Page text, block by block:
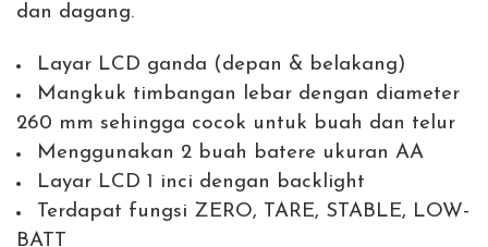
dan dagang.
Layar LCD ganda (depan & belakang)
Mangkuk timbangan lebar dengan diameter
260 mm sehingga cocok untuk buah dan telur
Menggunakan 2 buah batere ukuran AA
Layar LCD 1 inci dengan backlight
Terdapat fungsi ZERO, TARE, STABLE, LOW-
BATT